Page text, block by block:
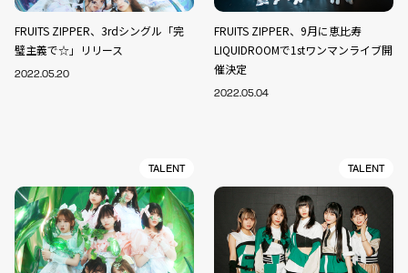
FRUITS ZIPPER、3rdシングル「完
璧主義で☆」リリース
2022.05.20
FRUITS ZIPPER、9月に恵比寿
LIQUIDROOMで1stワンマンライブ開
催決定
2022.05.04
TALENT TALENT